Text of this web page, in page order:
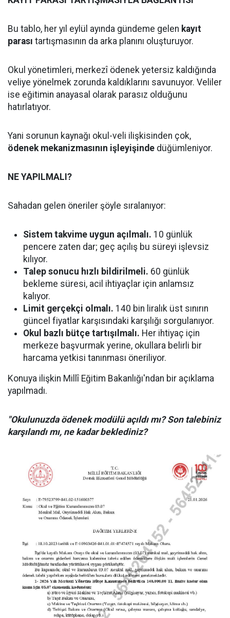
Bu tablo, her yıl eylül ayında gündeme gelen kayıt
parası tartışmasının da arka planını oluşturuyor.
Okul yönetimleri, merkezî ödenek yetersiz kaldığında
veliye yönelmek zorunda kaldıklarını savunuyor. Veliler
ise eğitimin anayasal olarak parasız olduğunu
hatırlatıyor.
Yani sorunun kaynağı okul-veli ilişkisinden çok,
ödenek mekanizmasının işleyişinde düğümleniyor.
NE YAPILMALI?
Sahadan gelen öneriler şöyle sıralanıyor:
Sistem takvime uygun açılmalı. 10 günlük
pencere zaten dar; geç açılış bu süreyi işlevsiz
kılıyor.
Talep sonucu hızlı bildirilmeli. 60 günlük
bekleme süresi, acil ihtiyaçlar için anlamsız
kalıyor.
Limit gerçekçi olmalı. 140 bin liralık üst sınırın
güncel fiyatlar karşısındaki karşılığı sorgulanıyor.
Okul bazlı bütçe tartışılmalı. Her ihtiyaç için
merkeze başvurmak yerine, okullara belirli bir
harcama yetkisi tanınması öneriliyor.
Konuya ilişkin Millî Eğitim Bakanlığı'ndan bir açıklama
yapılmadı.
"Okulunuzda ödenek modülü açıldı mı? Son talebiniz
karşılandı mı, ne kadar beklediniz?